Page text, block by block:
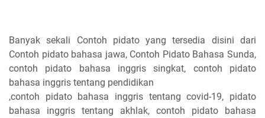
Banyak sekali Contoh pidato yang tersedia disini dari
Contoh pidato bahasa jawa, Contoh Pidato Bahasa Sunda,
contoh pidato bahasa inggris singkat, contoh pidato
bahasa inggris tentang pendidikan
,contoh pidato bahasa inggris tentang covid-19, pidato
bahasa inggris tentang akhlak, contoh pidato bahasa